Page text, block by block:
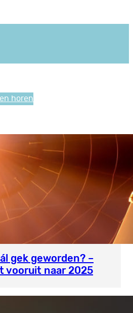
horen
gek geworden? –
vooruit naar 2025